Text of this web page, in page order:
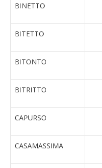
BINETTO
BITETTO
BITONTO
BITRITTO
CAPURSO
CASAMASSIMA